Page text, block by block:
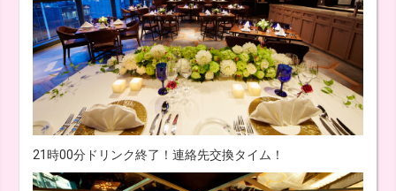
21時00分ドリンク終了！連絡先交換タイム！